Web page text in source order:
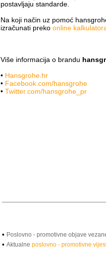
postavljaju standarde.
Na koji način uz pomoć
izračunati preko online
Više informacija o brandu
• Hansgrohe.hr
• Facebook.com/hansgrohe
• Twitter.com/hansgrohe_pr
• Poslovno - promotivne objave
• Aktualne poslovno - promotivne